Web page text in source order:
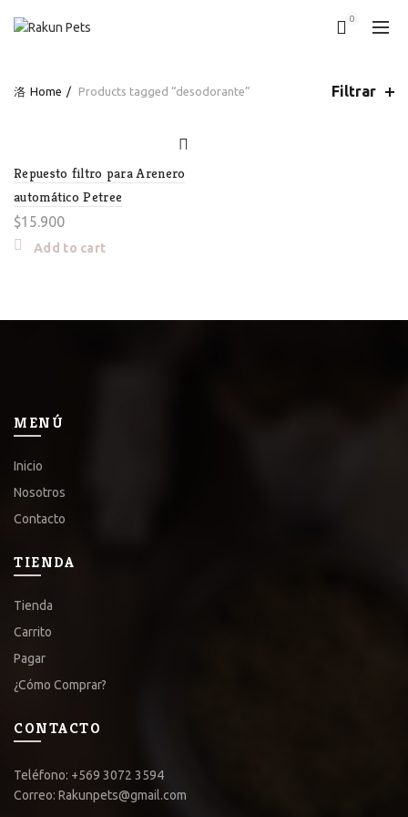
0
Home Products tagged “desodorante” Filtrar
Repuesto filtro para Arenero
automático Petree
$15.900
Add to cart
MENÚ
Inicio
Nosotros
Contacto
TIENDA
Tienda
Carrito
Pagar
¿Cómo Comprar?
CONTACTO
Teléfono: +569 3072 3594
Correo: Rakunpets@gmail.com